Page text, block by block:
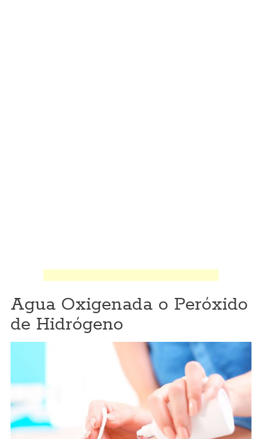
Agua Oxigenada o Peróxido
de Hidrógeno